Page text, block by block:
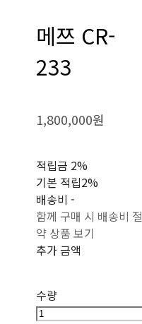
메쯔 CR-
233
1,800,000원
적립금 2%
기본 적립2%
배송비-
함께 구매 시 배송비 절
약 상품 보기
추가 금액
수량